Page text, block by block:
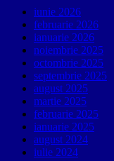
iunie 2026
februarie 2026
ianuarie 2026
noiembrie 2025
octombrie 2025
septembrie 2025
august 2025
martie 2025
februarie 2025
ianuarie 2025
august 2024
iulie 2024